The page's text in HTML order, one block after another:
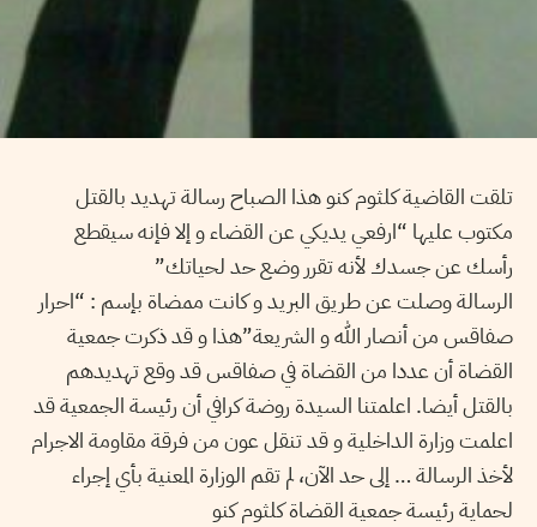
تلقت القاضية كلثوم كنو هذا الصباح رسالة تهديد بالقتل
مكتوب عليها “ارفعي يديكي عن القضاء و إلا فإنه سيقطع
رأسك عن جسدك لأنه تقرر وضع حد لحياتك”
الرسالة وصلت عن طريق البريد و كانت ممضاة بإسم : “احرار
صفاقس من أنصار الله و الشريعة”هذا و قد ذكرت جمعية
القضاة أن عددا من القضاة في صفاقس قد وقع تهديدهم
بالقتل أيضا. اعلمتنا السيدة روضة كرافي أن رئيسة الجمعية قد
اعلمت وزارة الداخلية و قد تنقل عون من فرقة مقاومة الاجرام
لأخذ الرسالة … إلى حد الآن، لم تقم الوزارة المعنية بأي إجراء
لحماية رئيسة جمعية القضاة كلثوم كنو